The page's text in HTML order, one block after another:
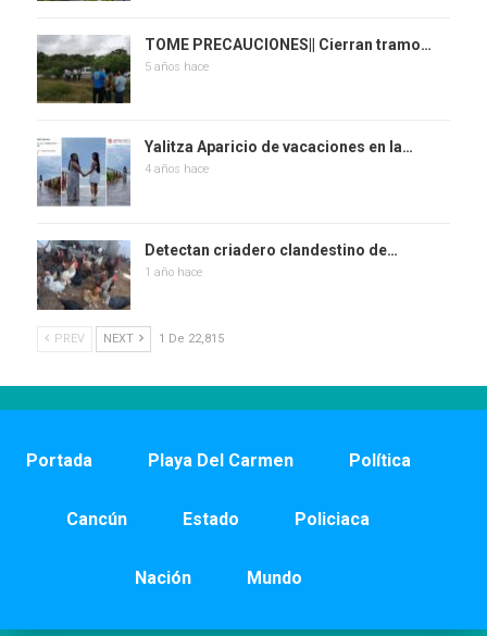
TOME PRECAUCIONES|| Cierran tramo…
5 años hace
Yalitza Aparicio de vacaciones en la…
4 años hace
Detectan criadero clandestino de…
1 año hace
PREV NEXT 1 De 22,815
Portada Playa Del Carmen Política
Cancún Estado Policiaca
Nación Mundo